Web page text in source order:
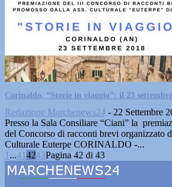
Corinaldo, “Storie in viaggio”: il 23
Redazione Marchenews24 - 22 Settembre
Presso la Sala Consiliare “Ciani” la
del Concorso di racconti brevi organizzato
Culturale Euterpe CORINALDO -...
1 ...414243Pagina 42 di 43